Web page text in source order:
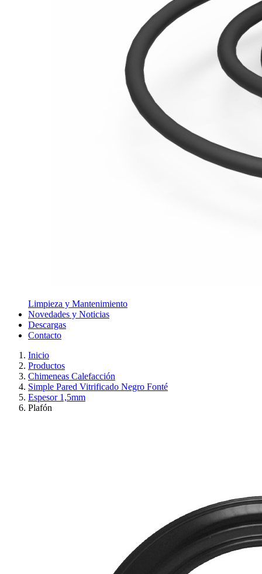
Limpieza y Mantenimiento
Novedades y Noticias
Descargas
Contacto
Inicio
Productos
Chimeneas Calefacción
Simple Pared Vitrificado Negro Fonté
Espesor 1,5mm
Plafón